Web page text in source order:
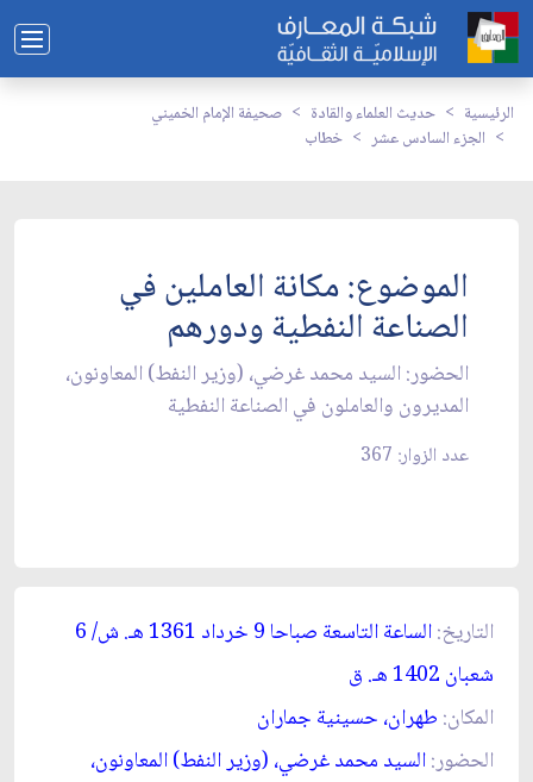
الرئيسية حديث العلماء والقادة
صحيفة الإمام الخميني
الجزء السادس عشر
خطاب
الموضوع: مكانة العاملين في
الصناعة النفطية ودورهم‏
الحضور: السيد محمد غرضي، (وزير النفط) المعاونون،
المديرون والعاملون في الصناعة النفطية
عدد الزوار: 367
التاريخ:الساعة التاسعة صباحا 9 خرداد 1361 ه ـ
. ش/ 6
شعبان 1402 ه
ـ. ق‏
المكان: طهران، حسينية جماران‏
الحضور:السيد محمد غرضي، (وزير النفط) المعاونون،